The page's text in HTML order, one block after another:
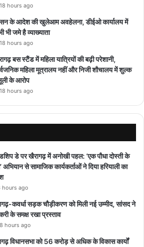
18 hours ago
के आदेश की खुलेआम अवहेलना, डीईओ कार्यालय में
भी जमे है व्याख्याता
18 hours ago
बस स्टैंड में महिला यात्रियों की बढ़ी परेशानी,
महिला मूत्रालय नहीं और निजी शौचालय में शुल्क
के आरोप
18 hours ago
डे पर खैरागढ़ में अनोखी पहल: ‘एक पौधा दोस्ती के
अभियान से सामाजिक कार्यकर्ताओं ने दिया हरियाली का
hours ago
कवर्धा सड़क चौड़ीकरण को मिली नई उम्मीद, सांसद ने
के समक्ष रखा प्रस्ताव
hours ago
विधानसभा को 56 करोड़ से अधिक के विकास कार्यों